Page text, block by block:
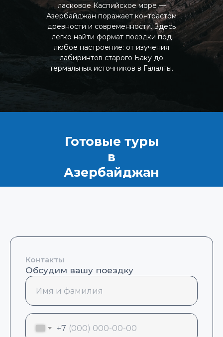
ласковое Каспийское море —
Азербайджан поражает контрастом
древности и современности. Здесь
легко найти формат поездки под
любое настроение: от изучения
лабиринтов старого Баку до
термальных источников в Галалты.
Готовые туры
в
Азербайджан
Контакты
Обсудим вашу поездку
+7